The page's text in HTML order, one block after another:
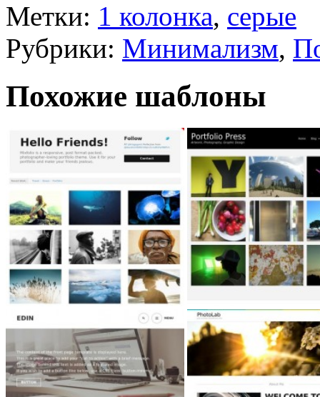
Метки: 1 колонка, серые
Рубрики: Минимализм,
Похожие шаблоны